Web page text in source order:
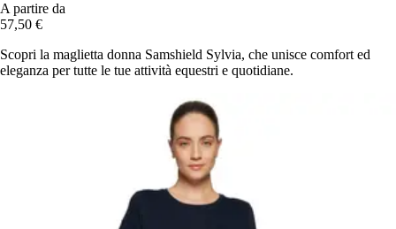
A partire da
57,50 €
Scopri la maglietta donna Samshield Sylvia, che unisce comfort ed
eleganza per tutte le tue attività equestri e quotidiane.